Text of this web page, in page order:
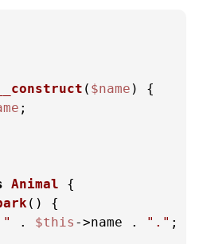
__construct ( $name )
;
Animal
( )
" . $this ->name . "." ;